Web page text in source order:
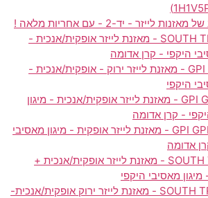
לייזר - יד-2 - עם אחריות מלאה !
SOUTH TRL-154R - מאזנת לייזר אופקית/אנכית -
היקפי - קרן אדומה
GPI GPR-G6 - מאזנת לייזר ירוק - אופקית/אנכית -
היקפי
GPI GPR-R6H - מאזנת לייזר אופקית/אנכית - מיגון
- קרן אדומה
GPI GPR- R60H - מאזנת לייזר אופקית - מיגון מאסיבי
אדומה
SOUTH TRL-155 - מאזנת לייזר אופקית/אנכית +
מאסיבי היקפי
SOUTH TRL-154G - מאזנת לייזר ירוק אופקית/אנכית-